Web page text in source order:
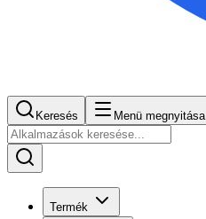
Keresés Menü megnyitása
Termék